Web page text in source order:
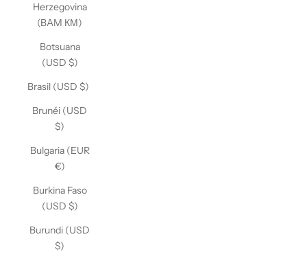
Herzegovina
(BAM КМ)
Botsuana
(USD $)
Brasil (USD $)
Brunéi (USD
$)
Bulgaria (EUR
€)
Burkina Faso
(USD $)
Burundi (USD
$)